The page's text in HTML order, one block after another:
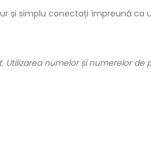
și simplu conectați împreună ca
numelor și numerelor